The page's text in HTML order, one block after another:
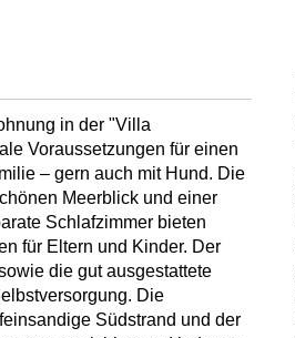
in der "Villa
Voraussetzungen für einen
– gern auch mit Hund. Die
Meerblick und einer
Schlafzimmer bieten
für Eltern und Kinder. Der
die gut ausgestattete
Die
Südstrand und der